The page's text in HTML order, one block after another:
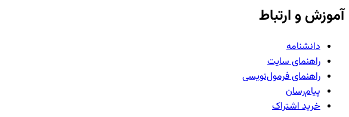
آموزش و ارتباط
دانشنامه
راهنمای سایت
راهنمای فرمول‌نویسی
پیام‌رسان
خرید اشتراک